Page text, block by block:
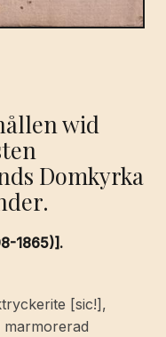
wid
Domkyrka
1865)].
[sic!],
marmorerad